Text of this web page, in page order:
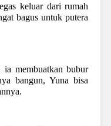
keluar dari rumah
bagus untuk putera
membuatkan bubur
bangun, Yuna bisa